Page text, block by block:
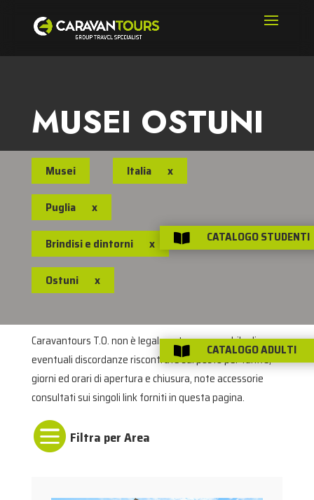
MUSEI OSTUNI
Musei Italia x
Puglia x
Brindisi e dintorni x
Ostuni x
Caravantours T.O. non è legalmente responsabile di
eventuali discordanze riscontrate sul posto per tariffe,
giorni ed orari di apertura e chiusura, note accessorie
consultati sui singoli link forniti in questa pagina.

 CATALOGO STUDENTI
 CATALOGO ADULTI